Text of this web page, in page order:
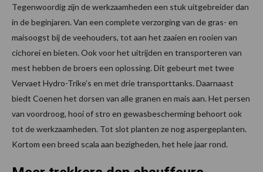
Tegenwoordig zijn de werkzaamheden een stuk uitgebreider dan
in de beginjaren. Van een complete verzorging van de gras- en
maisoogst bij de veehouders, tot aan het zaaien en rooien van
cichorei en bieten. Ook voor het uitrijden en transporteren van
mest hebben de broers een oplossing. Dit gebeurt met twee
Vervaet Hydro-Trike’s en met drie transporttanks. Daarnaast
biedt Coenen het dorsen van alle granen en mais aan. Het persen
van voordroog, hooi of stro en gewasbescherming behoort ook
tot de werkzaamheden. Tot slot planten ze nog aspergeplanten.
Kortom een breed scala aan bezigheden, het hele jaar rond.